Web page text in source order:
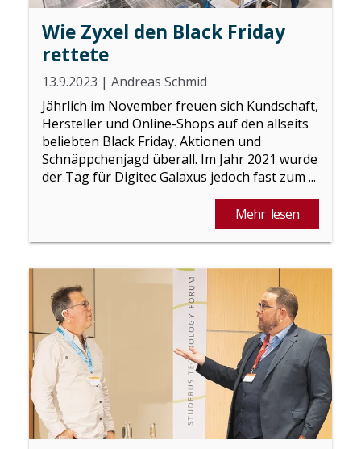
Wie Zyxel den Black Friday
rettete
13.9.2023 | Andreas Schmid
Jährlich im November freuen sich Kundschaft,
Hersteller und Online-Shops auf den allseits
beliebten Black Friday. Aktionen und
Schnäppchenjagd überall. Im Jahr 2021 wurde
der Tag für Digitec Galaxus jedoch fast zum ...
Mehr lesen